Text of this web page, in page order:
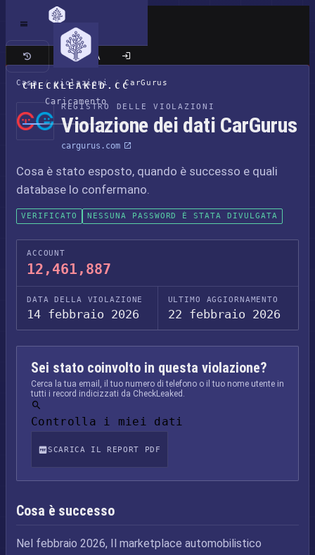
CHECKLEAKED.CC
Caricamento
Sito classico
Casa / violazioni / CarGurus
REGISTRO DELLE VIOLAZIONI
Violazione dei dati CarGurus
cargurus.com
Cosa è stato esposto, quando è successo e quali
database lo confermano.
VERIFICATO NESSUNA PASSWORD È STATA DIVULGATA
ACCOUNT
12,461,887
DATA DELLA VIOLAZIONE
14 febbraio 2026
ULTIMO AGGIORNAMENTO
22 febbraio 2026
Sei stato coinvolto in questa violazione?
Cerca la tua email, il tuo numero di telefono o il tuo nome utente in
tutti i record indicizzati da CheckLeaked.
Controlla i miei dati
SCARICA IL REPORT PDF
Cosa è successo
Nel febbraio 2026, Il marketplace automobilistico